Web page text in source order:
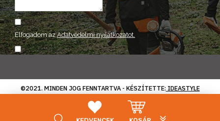
Elfogadom azAdatvédelmi nyilatkozatot.
ELKÜLD
©2021. MINDEN JOG FENNTARTVA - KÉSZÍTETTE: IDEASTYLE